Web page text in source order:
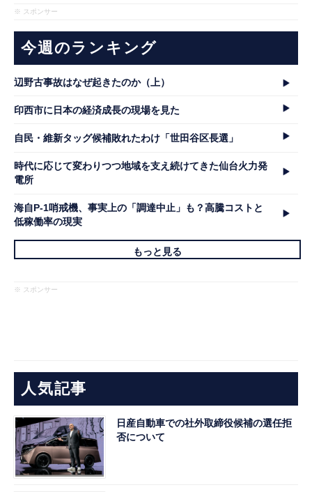
※ スポンサー
今週のランキング
辺野古事故はなぜ起きたのか（上）
印西市に日本の経済成長の現場を見た
自民・維新タッグ候補敗れたわけ「世田谷区長選」
時代に応じて変わりつつ地域を支え続けてきた仙台火力発
電所
海自P-1哨戒機、事実上の「調達中止」も？高騰コストと
低稼働率の現実
もっと見る
※ スポンサー
人気記事
日産自動車での社外取締役候補の選任拒
否について